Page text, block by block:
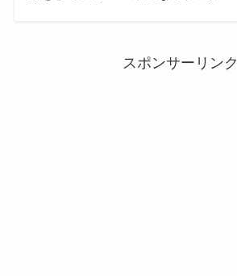
スポンサーリンク